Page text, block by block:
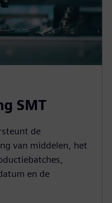
SMT
de
van middelen, het
en de